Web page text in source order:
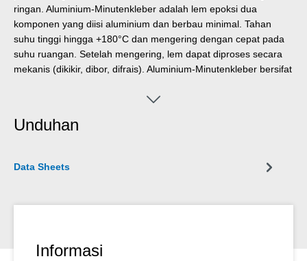
ringan. Aluminium-Minutenkleber adalah lem epoksi dua
komponen yang diisi aluminium dan berbau minimal. Tahan
suhu tinggi hingga +180°C dan mengering dengan cepat pada
suhu ruangan. Setelah mengering, lem dapat diproses secara
mekanis (dikikir, dibor, difrais). Aluminium-Minutenkleber bersifat
kekuatan tarik dan ketahanan benturan yang sangat tinggi.
direkatkan harus kering dan bebas dari minyak atau kotoran.
Unduhan
Data Sheets
Informasi